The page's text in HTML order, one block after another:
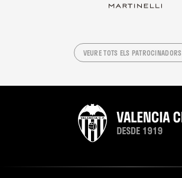
VEURE TOTS ELS PATROCINADORS